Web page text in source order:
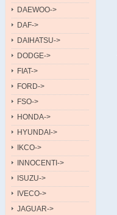
DAEWOO->
DAF->
DAIHATSU->
DODGE->
FIAT->
FORD->
FSO->
HONDA->
HYUNDAI->
IKCO->
INNOCENTI->
ISUZU->
IVECO->
JAGUAR->